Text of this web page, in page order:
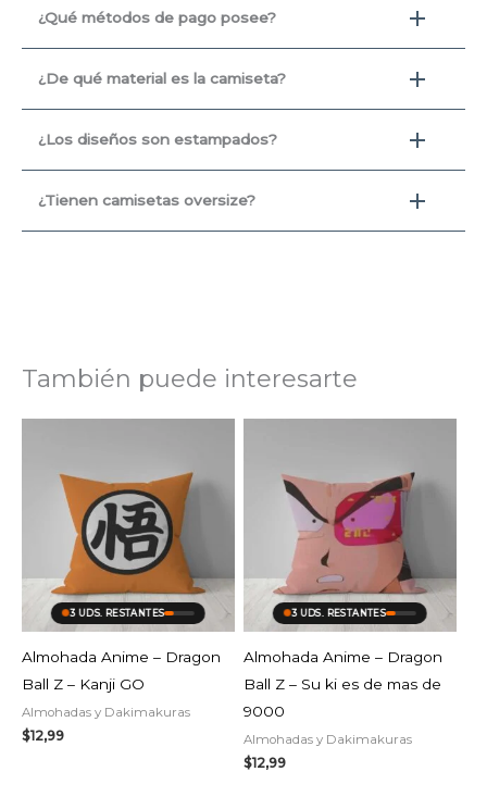
¿Qué métodos de pago posee?
¿De qué material es la camiseta?
¿Los diseños son estampados?
¿Tienen camisetas oversize?
También puede interesarte
3 UDS. RESTANTES
Almohada Anime – Dragon
Ball Z – Kanji GO
Almohadas y Dakimakuras
$12,99
3 UDS. RESTANTES
Almohada Anime – Dragon
Ball Z – Su ki es de mas de
9000
Almohadas y Dakimakuras
$12,99